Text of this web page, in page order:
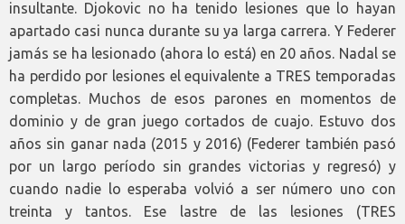
insultante. Djokovic no ha tenido lesiones que lo hayan
apartado casi nunca durante su ya larga carrera. Y Federer
jamás se ha lesionado (ahora lo está) en 20 años. Nadal se
ha perdido por lesiones el equivalente a TRES temporadas
completas. Muchos de esos parones en momentos de
dominio y de gran juego cortados de cuajo. Estuvo dos
años sin ganar nada (2015 y 2016) (Federer también pasó
por un largo período sin grandes victorias y regresó) y
cuando nadie lo esperaba volvió a ser número uno con
treinta y tantos. Ese lastre de las lesiones (TRES